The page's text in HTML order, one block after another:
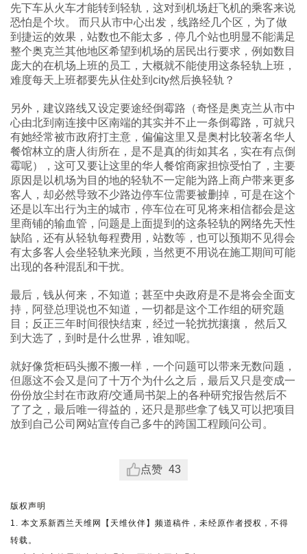
先下车从火车才能转到轻轨，这对到机场赶飞机的乘客来说
恐怕是个坎。 而只从市中心出发，线路经几个区，为了做
到捷运的效果，站数也不能太多，停几个站也明显不能满足
整个奥克兰其他地区希望到机场的居民出行要求，例如数目
庞大的在机场上班的员工，大概就不能使用这条轻轨上班，
难度每天上班都要先从住处到city然后换轻轨？
另外，建议路线又设定要途经倒霉路（奇怪是奥克兰从市中
心由北到南连接中区南端的其实并不止一条倒霉路，可就只
有她经常被市政府打主意，偏偏这里又是奥村比较著名华人
餐馆林立的唐人街所在，是不是真的街如其名，实在有点倒
霉呢），这可又要让这里的华人餐馆商家担惊受怕了，主要
原因是以机场为目的地的轻轨不一定能为路上商户带来更多
客人，却必然导致不少路边停车位需要被删掉，可是在这个
还是以车出行为主的城市，停车位在可见将来相信都会是这
里商铺的输血管，问题是上面提到的这条轻轨的网络先天性
缺陷，还有从轻轨每程费用，站数等，也可以预期不见得会
有太多客人会坐轻轨来光顾，当然更不用说在施工期间可能
出现的各种混乱和干扰。
最后，钱从何来，不知道；甚至中央政府是不是将会全面支
持，阿登总理说也不知道，一切都是这个工作组的研究题
目；反正三年时间很快结束，经过一轮扰扰攘攘， 然后又
到大选了，到时是什么世界，谁知呢。
就好像货柜码头搬不搬一样，一个问题可以带来无数问题，
但愿这不会又是问了十万个为什么之后，最后又只是变成一
份份放尘封在市政府/交通局书架上的各种研究报告然后不
了了之，最后唯一得益的，还只是那些拿了钱又可以把项目
放到自己公司网站宣传自己多牛的跨国工程顾问公司。
点赞 43
版权声明
1. 本文系新西兰天维网【天维伙伴】频道稿件，未经原作者授权，不得
转载。